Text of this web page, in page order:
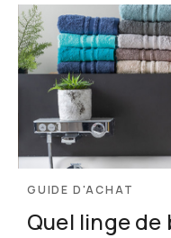
GUIDE D'ACHAT
Quel linge de